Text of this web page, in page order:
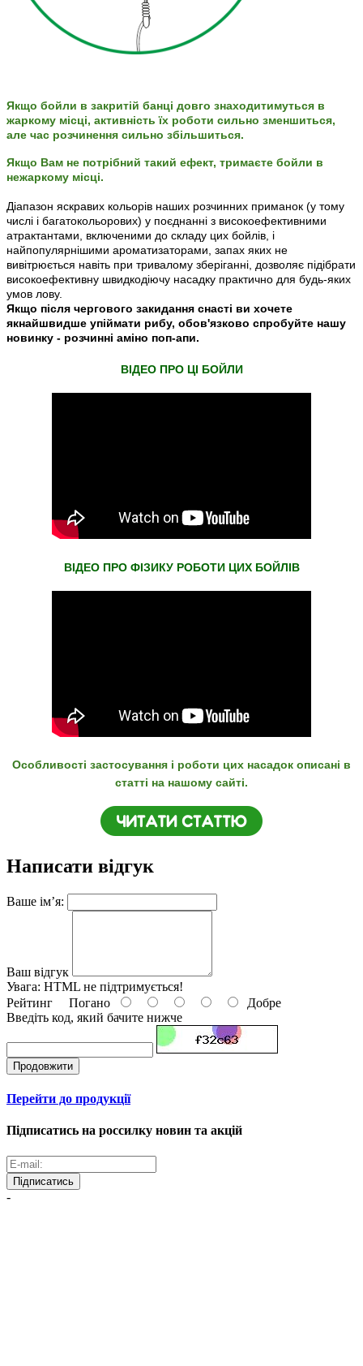
Якщо бойли в закритій банці довго знаходитимуться в
жаркому місці, активність їх роботи сильно зменшиться,
але час розчинення сильно збільшиться.
Якщо Вам не потрібний такий ефект, тримаєте бойли в
нежаркому місці.
Діапазон яскравих кольорів наших розчинних приманок (у тому
числі і багатокольорових) у поєднанні з високоефективними
атрактантами, включеними до складу цих бойлiв, і
найпопулярнішими ароматизаторами, запах яких не
вивітрюється навіть при тривалому зберіганні, дозволяє підібрати
високоефективну швидкодіючу насадку практично для будь-яких
умов лову.
Якщо після чергового закидання снасті ви хочете
якнайшвидше упіймати рибу, обов'язково спробуйте нашу
новинку - розчинні аміно поп-апи.
ВIДЕО ПРО ЦI БОЙЛИ
ВIДЕО ПРО ФIЗИКУ РОБОТИ ЦИХ БОЙЛIВ
Особливості застосування і роботи цих насадок описані в
статті на нашому сайті.
Написати відгук
Ваше ім’я:
Ваш відгук
Увага: HTML не підтримується!
Рейтинг Погано
Добре
Введіть код, який бачите нижче
Продовжити
Перейти до продукції
Підписатись на россилку новин та акцій
Підписатись
-